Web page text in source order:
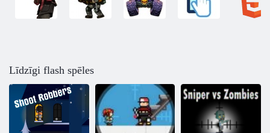
Līdzīgi flash spēles